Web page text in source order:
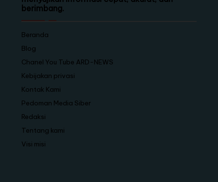
berimbang.
Beranda
Blog
Chanel You Tube ARD-NEWS
Kebijakan privasi
Kontak Kami
Pedoman Media Siber
Redaksi
Tentang kami
Visi misi